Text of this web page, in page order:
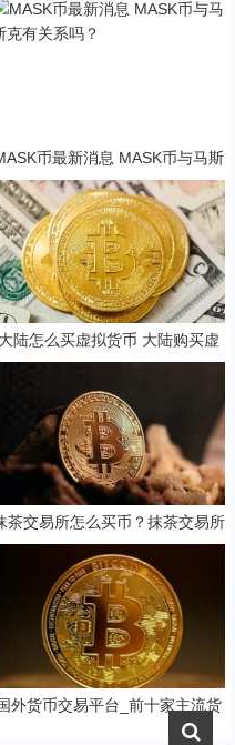
币最新消息 MASK币与马斯
克有关系吗？
大陆怎么买虚拟货币 大陆购买虚
拟货币的知识与技巧
茶交易所怎么买币？抹茶交易所
买币教程
外货币交易平台_前十家主流货